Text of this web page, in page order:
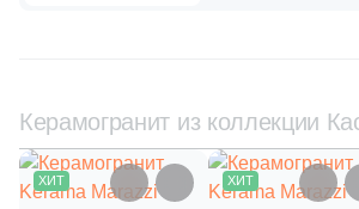
Капучино (1)
Кирпичный (1)
Керамогранит из коллекции
ХИТ ХИТ